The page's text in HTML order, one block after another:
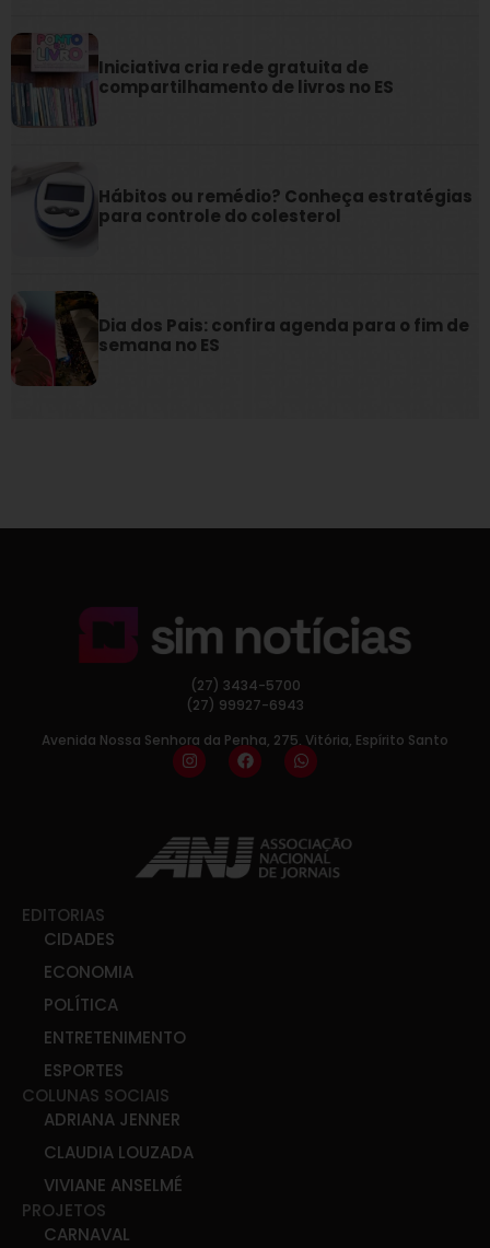
Iniciativa cria rede gratuita de
compartilhamento de livros no ES
Hábitos ou remédio? Conheça estratégias
para controle do colesterol
Dia dos Pais: confira agenda para o fim de
semana no ES
(27) 3434-5700
(27) 99927-6943
Avenida Nossa Senhora da Penha, 275, Vitória, Espírito Santo
EDITORIAS
CIDADES
ECONOMIA
POLÍTICA
ENTRETENIMENTO
ESPORTES
COLUNAS SOCIAIS
ADRIANA JENNER
CLAUDIA LOUZADA
VIVIANE ANSELMÉ
PROJETOS
CARNAVAL